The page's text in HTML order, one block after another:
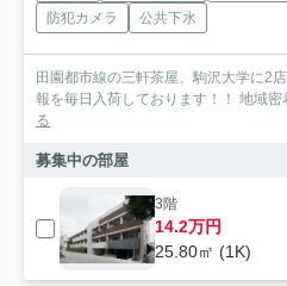
防犯カメラ
公共下水
田園都市線の三軒茶屋、駒沢大学に2
報を毎日入荷しております！！ 地域
る
募集中の部屋
3階
14.2万円
25.80㎡ (1K)